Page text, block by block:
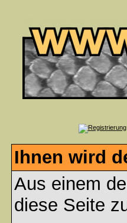
Ihnen wird
Aus einem
diese Seite